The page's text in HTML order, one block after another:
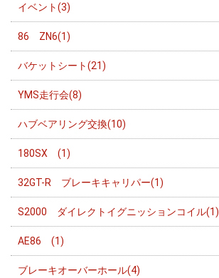
イベント(3)
86 ZN6(1)
バケットシート(21)
YMS走行会(8)
ハブベアリング交換(10)
180SX (1)
32GT-R ブレーキキャリパー(1)
S2000 ダイレクトイグニッションコイル(1)
AE86 (1)
ブレーキオーバーホール(4)